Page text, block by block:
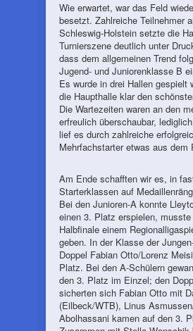
Wie erwartet, war das Feld
besetzt. Zahlreiche Teilnehmer
Schleswig-Holstein setzte die
Turnierszene deutlich unter
dass dem allgemeinen Trend
Jugend- und Juniorenklasse B
Es wurde in drei Hallen gespielt
die Haupthalle klar den
Die Wartezeiten waren an den
erfreulich überschaubar,
lief es durch zahlreiche
Mehrfachstarter etwas aus dem
Am Ende schafften wir es, in
Starterklassen auf
Bei den Junioren-A konnte
einen 3. Platz erspielen,
Halbfinale einem
geben. In der Klasse der
Doppel Fabian Otto/Lorenz
Platz. Bei den A-Schülern
den 3. Platz im Einzel; den
sicherten sich Fabian Otto mit
(Eilbeck/WTB), Linus
Abolhassani kamen auf den 3.